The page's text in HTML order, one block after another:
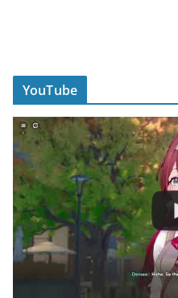
YouTube